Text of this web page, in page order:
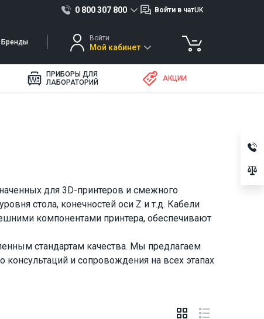
для 3D-принтеров и смежного
стола, конечностей оси Z и т.д. Кабели
компонентами принтера, обеспечивают
стандартам качества. Мы предлагаем
и сопровождения на всех этапах
0 800 307 800 Войти в чатUK
Бренды Войти
Мой кабинет
ПРИБОРЫ ДЛЯ
ЛАБОРАТОРИЙ
АКЦИИ